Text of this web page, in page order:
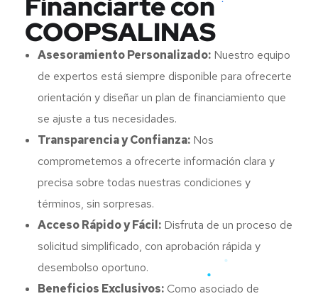
COOPSALINAS
Asesoramiento Personalizado: Nuestro equipo
de expertos está siempre disponible para ofrecerte
orientación y diseñar un plan de financiamiento que
se ajuste a tus necesidades.
Transparencia y Confianza: Nos
comprometemos a ofrecerte información clara y
precisa sobre todas nuestras condiciones y
términos, sin sorpresas.
Acceso Rápido y Fácil: Disfruta de un proceso de
solicitud simplificado, con aprobación rápida y
desembolso oportuno.
Beneficios Exclusivos:Como asociado de